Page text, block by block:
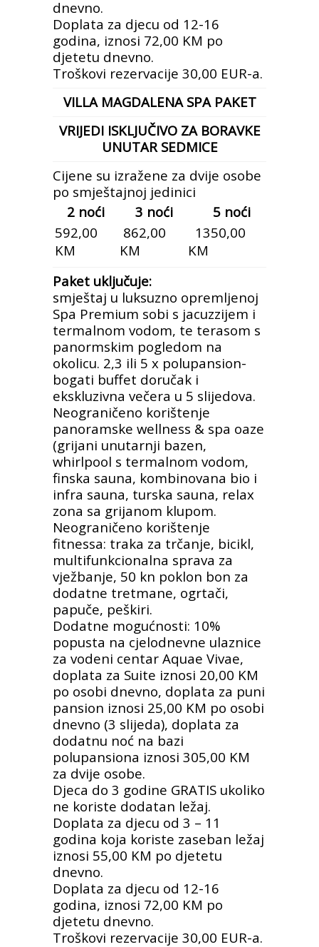
dnevno.
Doplata za djecu od 12-16
godina, iznosi 72,00 KM po
djetetu dnevno.
Troškovi rezervacije 30,00 EUR-a.
VILLA MAGDALENA SPA PAKET
VRIJEDI ISKLJUČIVO ZA BORAVKE
UNUTAR SEDMICE
Cijene su izražene za dvije osobe
po smještajnoj jedinici
2 noći
3 noći
5 noći
592,00
KM
862,00
KM
1350,00
KM
Paket uključuje:
smještaj u luksuzno opremljenoj
Spa Premium sobi s jacuzzijem i
termalnom vodom, te terasom s
panormskim pogledom na
okolicu. 2,3 ili 5 x polupansion-
bogati buffet doručak i
ekskluzivna večera u 5 slijedova.
Neograničeno korištenje
panoramske wellness & spa oaze
(grijani unutarnji bazen,
whirlpool s termalnom vodom,
finska sauna, kombinovana bio i
infra sauna, turska sauna, relax
zona sa grijanom klupom.
Neograničeno korištenje
fitnessa: traka za trčanje, bicikl,
multifunkcionalna sprava za
vježbanje, 50 kn poklon bon za
dodatne tretmane, ogrtači,
papuče, peškiri.
Dodatne mogućnosti: 10%
popusta na cjelodnevne ulaznice
za vodeni centar Aquae Vivae,
doplata za Suite iznosi 20,00 KM
po osobi dnevno, doplata za puni
pansion iznosi 25,00 KM po osobi
dnevno (3 slijeda), doplata za
dodatnu noć na bazi
polupansiona iznosi 305,00 KM
za dvije osobe.
Djeca do 3 godine GRATIS ukoliko
ne koriste dodatan ležaj.
Doplata za djecu od 3 – 11
godina koja koriste zaseban ležaj
iznosi 55,00 KM po djetetu
dnevno.
Doplata za djecu od 12-16
godina, iznosi 72,00 KM po
djetetu dnevno.
Troškovi rezervacije 30,00 EUR-a.